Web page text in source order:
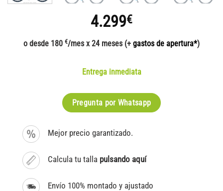
4.299€
o desde 180 €/mes x 24 meses (+ gastos de apertura*)
Entrega inmediata
Pregunta por Whatsapp
Mejor precio garantizado.
Calcula tu talla pulsando aquí
Envío 100% montado y ajustado